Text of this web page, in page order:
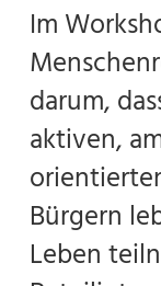
Im
darum,
aktiven,
Bürgern
Leben